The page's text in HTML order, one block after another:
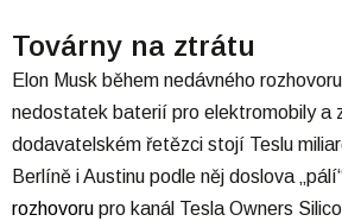
Továrny na ztrátu
Elon Musk během nedávného
nedostatek baterií pro elektromobily a
dodavatelském řetězci stojí Teslu
Berlíně i Austinu podle něj doslova
rozhovoru pro kanál Tesla Owners